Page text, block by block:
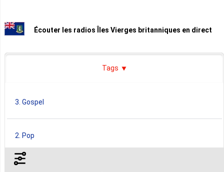
Écouter les radios Îles Vierges britanniques en direct
Tags
3. Gospel
2. Pop